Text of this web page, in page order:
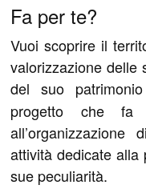
Fa per te?
Vuoi scoprire il
valorizzazione delle
del suo
progetto che fa
attività dedicate alla
sue peculiarità.